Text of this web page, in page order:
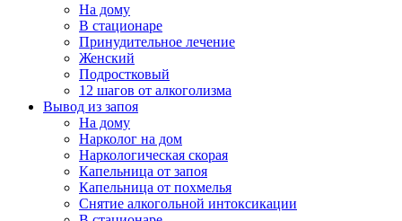
На дому
В стационаре
Принудительное лечение
Женский
Подростковый
12 шагов от алкоголизма
Вывод из запоя
На дому
Нарколог на дом
Наркологическая скорая
Капельница от запоя
Капельница от похмелья
Снятие алкогольной интоксикации